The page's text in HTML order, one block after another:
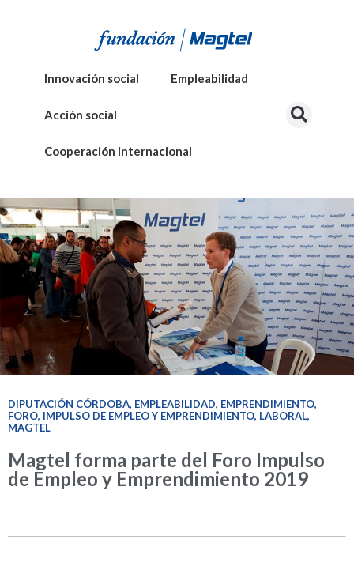
Innovación social Empleabilidad
Acción social
Cooperación internacional
DIPUTACIÓN CÓRDOBA, EMPLEABILIDAD, EMPRENDIMIENTO,
FORO, IMPULSO DE EMPLEO Y EMPRENDIMIENTO, LABORAL,
MAGTEL
Magtel forma parte del Foro Impulso
de Empleo y Emprendimiento 2019